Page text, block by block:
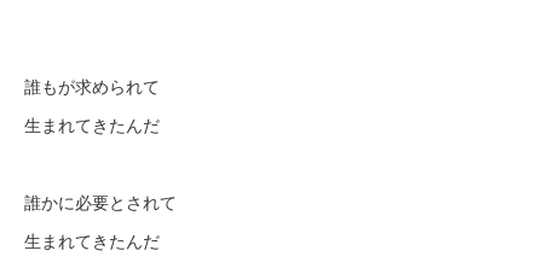
誰もが求められて
生まれてきたんだ
誰かに必要とされて
生まれてきたんだ